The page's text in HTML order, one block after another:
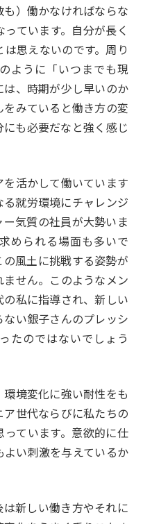
）働かなければならな
ています。自分が長く
思えないのです。周り
ように「いつまでも現
、時期が少し早いのか
みていると働き方の変
も必要だなと強く感じ
活かして働いています
就労環境にチャレンジ
気質の社員が大勢いま
められる場面も多いで
風土に挑戦する姿勢が
せん。このようなメン
私に指導され、新しい
い銀子さんのプレッシ
たのではないでしょう
境変化に強い耐性をも
世代ならびに私たちの
ています。意欲的に仕
い刺激を与えているか
新しい働き方やそれに